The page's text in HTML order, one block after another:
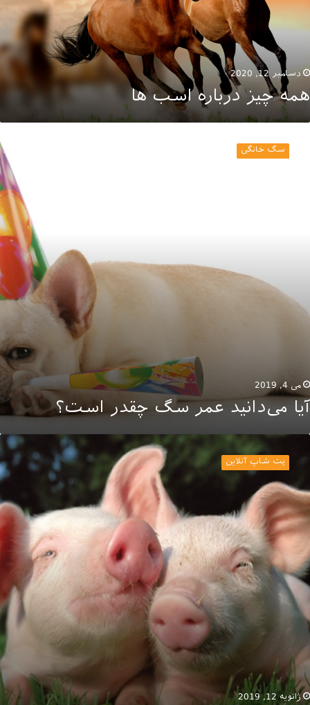
دسامبر 12, 2020
همه چیز درباره اسب ها
می‌دانید
سگ خانگی
می 4, 2019
آیا می‌دانید عمر سگ چقدر است؟
هوشی
حیوانات
پت شاپ آنلاین
ژانویه 12, 2019